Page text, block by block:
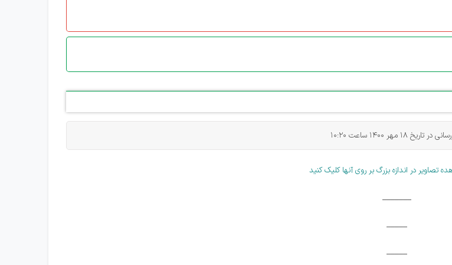
در تاریخ 18 مهر 1400 ساعت 10:20
تصاویر در اندازه بزرگ بر روی آنها کلیک کنید
_______
_____
_____